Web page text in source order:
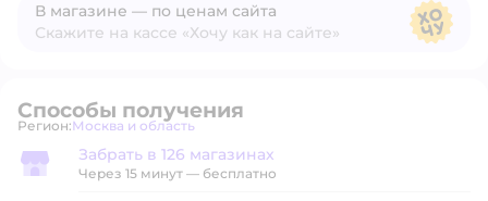
В магазине — по ценам сайта
Скажите на кассе «Хочу как на сайте»
Способы получения
Регион: Выбор адреса доставки.
Москва и область
Забрать в магазине
Забрать в 126 магазинах
Через 15 минут — бесплатно